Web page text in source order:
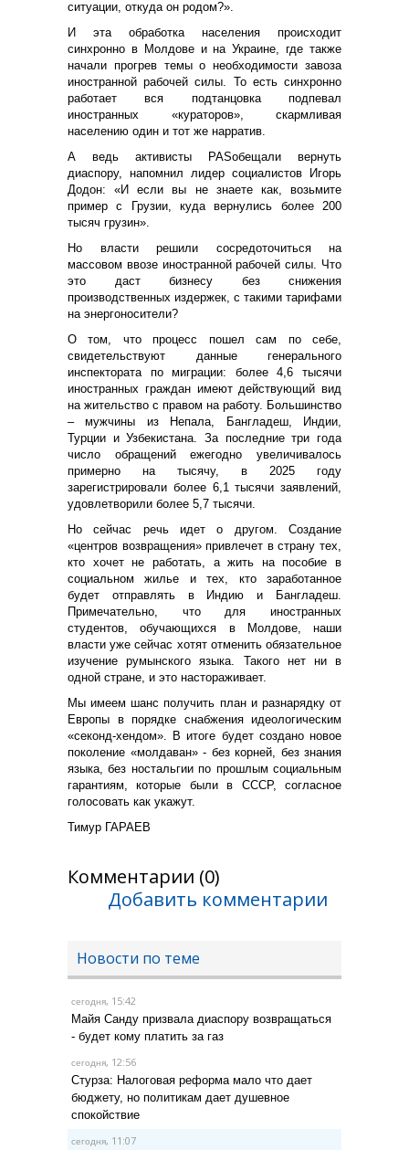
ситуации, откуда он родом?».
И эта обработка населения происходит
синхронно в Молдове и на Украине, где также
начали прогрев темы о необходимости завоза
иностранной рабочей силы. То есть синхронно
работает вся подтанцовка подпевал
иностранных «кураторов», скармливая
населению один и тот же нарратив.
А ведь активисты PASобещали вернуть
диаспору, напомнил лидер социалистов Игорь
Додон: «И если вы не знаете как, возьмите
пример с Грузии, куда вернулись более 200
тысяч грузин».
Но власти решили сосредоточиться на
массовом ввозе иностранной рабочей силы. Что
это даст бизнесу без снижения
производственных издержек, с такими тарифами
на энергоносители?
О том, что процесс пошел сам по себе,
свидетельствуют данные генерального
инспектората по миграции: более 4,6 тысячи
иностранных граждан имеют действующий вид
на жительство с правом на работу. Большинство
– мужчины из Непала, Бангладеш, Индии,
Турции и Узбекистана. За последние три года
число обращений ежегодно увеличивалось
примерно на тысячу, в 2025 году
зарегистрировали более 6,1 тысячи заявлений,
удовлетворили более 5,7 тысячи.
Но сейчас речь идет о другом. Создание
«центров возвращения» привлечет в страну тех,
кто хочет не работать, а жить на пособие в
социальном жилье и тех, кто заработанное
будет отправлять в Индию и Бангладеш.
Примечательно, что для иностранных
студентов, обучающихся в Молдове, наши
власти уже сейчас хотят отменить обязательное
изучение румынского языка. Такого нет ни в
одной стране, и это настораживает.
Мы имеем шанс получить план и разнарядку от
Европы в порядке снабжения идеологическим
«секонд-хендом». В итоге будет создано новое
поколение «молдаван» - без корней, без знания
языка, без ностальгии по прошлым социальным
гарантиям, которые были в СССР, согласное
голосовать как укажут.
Тимур ГАРАЕВ
Комментарии (0)
Добавить комментарии
Новости по теме
сегодня, 15:42
Майя Санду призвала диаспору возвращаться
- будет кому платить за газ
сегодня, 12:56
Стурза: Налоговая реформа мало что дает
бюджету, но политикам дает душевное
спокойствие
сегодня, 11:07